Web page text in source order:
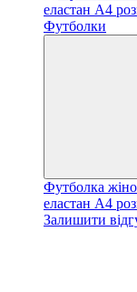
Футболка
еластан А4
Залишити